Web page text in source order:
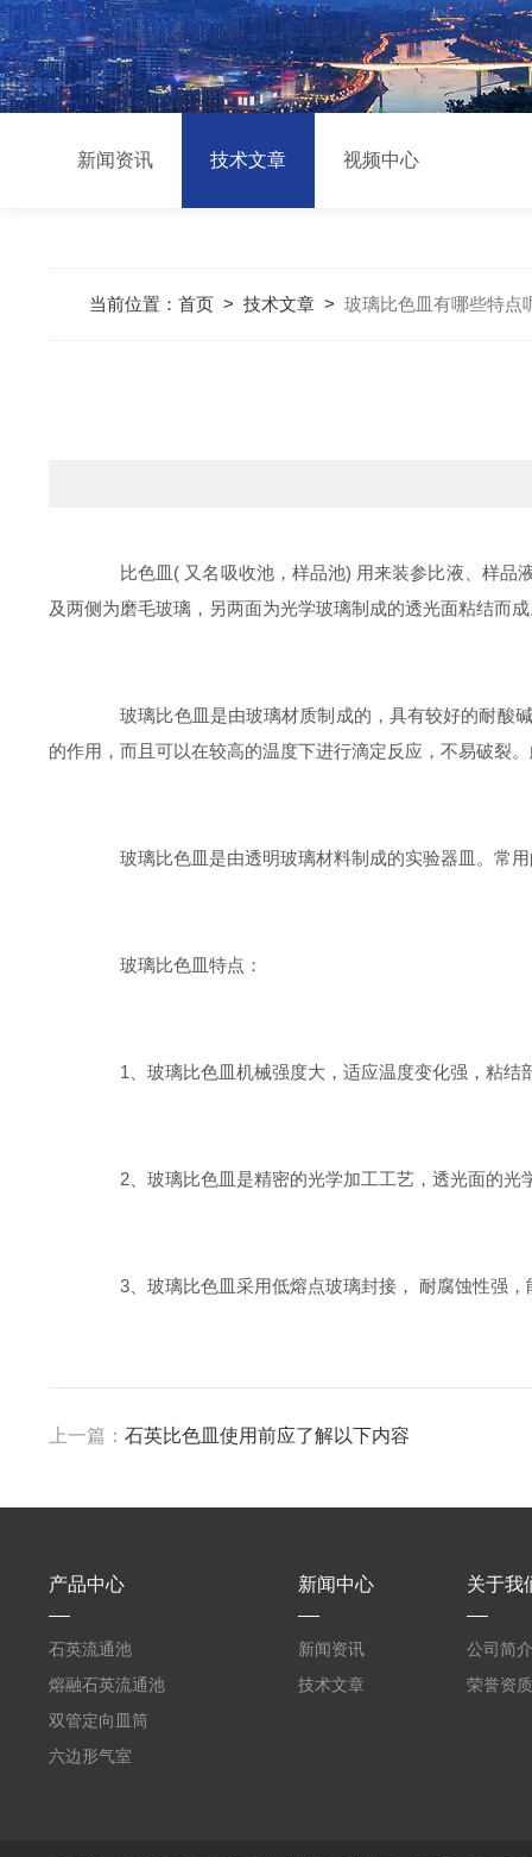
新闻资讯 技术文章 视频中心
当前位置： 首页> 技术文章> 玻璃比色皿有哪些特点
比色皿( 又名吸收池，样品池) 用来装参比液、样品液
及两侧为磨毛玻璃，另两面为光学玻璃制成的透光面粘结而
玻璃比色皿是由玻璃材质制成的，具有较好的耐酸碱
的作用，而且可以在较高的温度下进行滴定反应，不易破裂
玻璃比色皿是由透明玻璃材料制成的实验器皿。常用
玻璃比色皿特点：
1、玻璃比色皿机械强度大，适应温度变化强，粘结
2、玻璃比色皿是精密的光学加工工艺，透光面的光
3、玻璃比色皿采用低熔点玻璃封接， 耐腐蚀性强，
上一篇： 石英比色皿使用前应了解以下内容
产品中心
石英流通池
熔融石英流通池
双管定向皿筒
六边形气室
新闻中心
新闻资讯
技术文章
关于我
公司简介
荣誉资质